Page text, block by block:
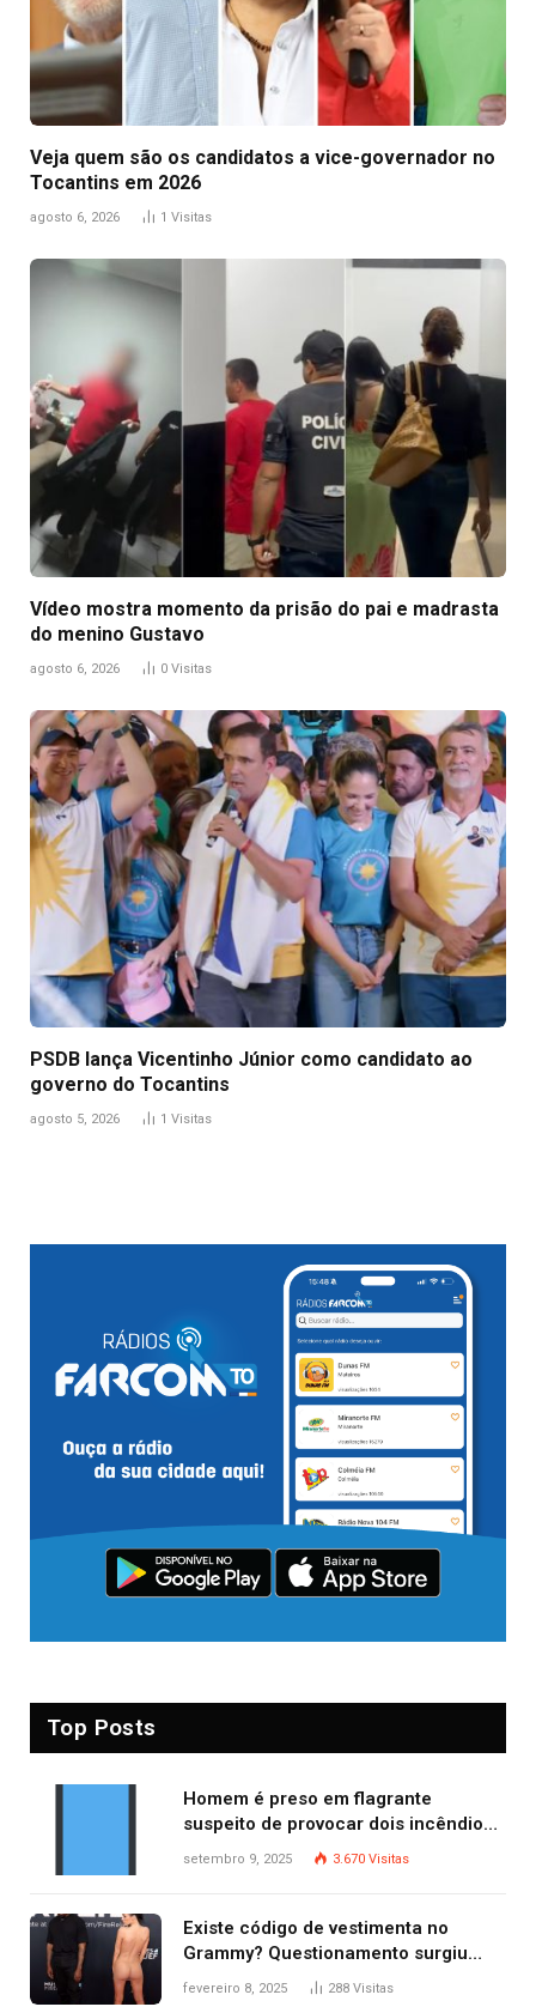
Veja quem são os candidatos a vice-governador no
Tocantins em 2026
agosto 6, 2026 1 Visitas
Vídeo mostra momento da prisão do pai e madrasta
do menino Gustavo
agosto 6, 2026 0 Visitas
PSDB lança Vicentinho Júnior como candidato ao
governo do Tocantins
agosto 5, 2026 1 Visitas
Top Posts
Homem é preso em flagrante
suspeito de provocar dois incêndios
criminosos no mesmo dia
setembro 9, 2025 3.670 Visitas
Existe código de vestimenta no
Grammy? Questionamento surgiu
após Bianca Censori, mulher de
fevereiro 8, 2025 288 Visitas